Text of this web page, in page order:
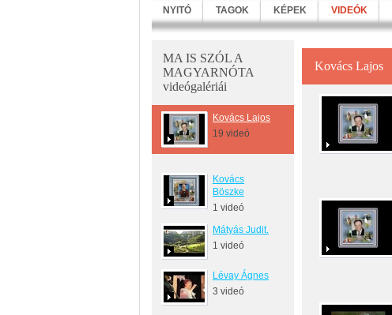
NYITÓ TAGOK KÉPEK VIDEÓK
MA IS SZÓL A
MAGYARNÓTA
videógalériái
Kovács Lajos
19 videó
Kovács
Böszke
1 videó
Mátyás Judit.
1 videó
Lévay Ágnes
3 videó
Kovács Lajos